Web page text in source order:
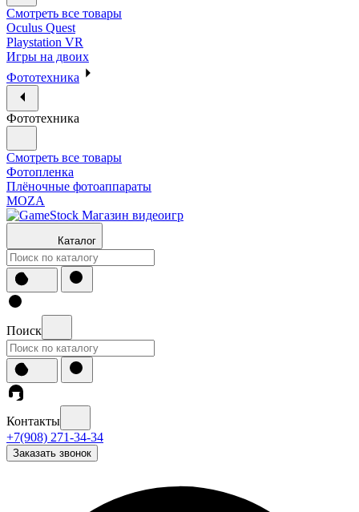
Смотреть все товары
Oculus Quest
Playstation VR
Игры на двоих
Фототехника
Фототехника
Смотреть все товары
Фотопленка
Плёночные фотоаппараты
MOZA
Каталог
Поиск
Контакты
+7(908) 271-34-34
Заказать звонок